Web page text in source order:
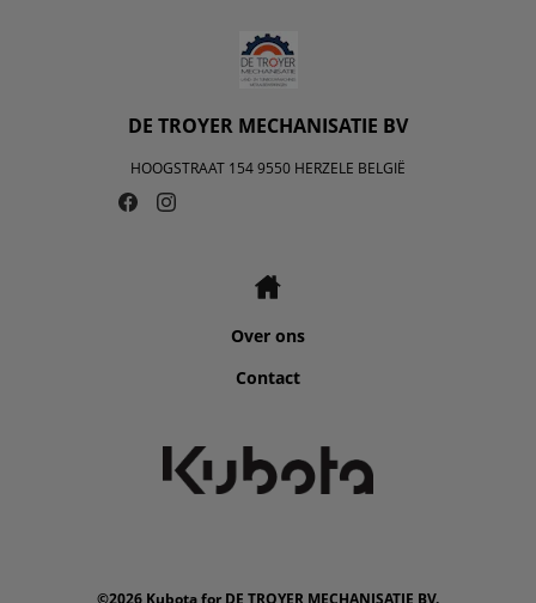
DE TROYER MECHANISATIE BV
HOOGSTRAAT 154 9550 HERZELE BELGIË
Over ons
Contact
©2026 Kubota for DE TROYER MECHANISATIE BV.